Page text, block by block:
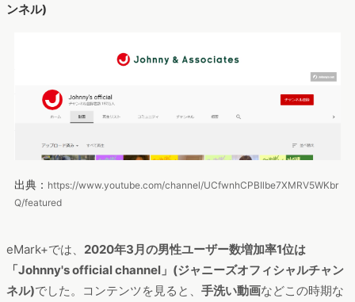
ンネル)
出典： https://www.youtube.com/channel/UCfwnhCPBIlbe7XMRV5WKbr
Q/featured
eMark+では、 2020年3月の男性ユーザー数増加率1位は
「Johnny's official channel」(ジャニーズオフィシャルチャン
ネル)でした。コンテンツを見ると、 手洗い動画などこの時期な